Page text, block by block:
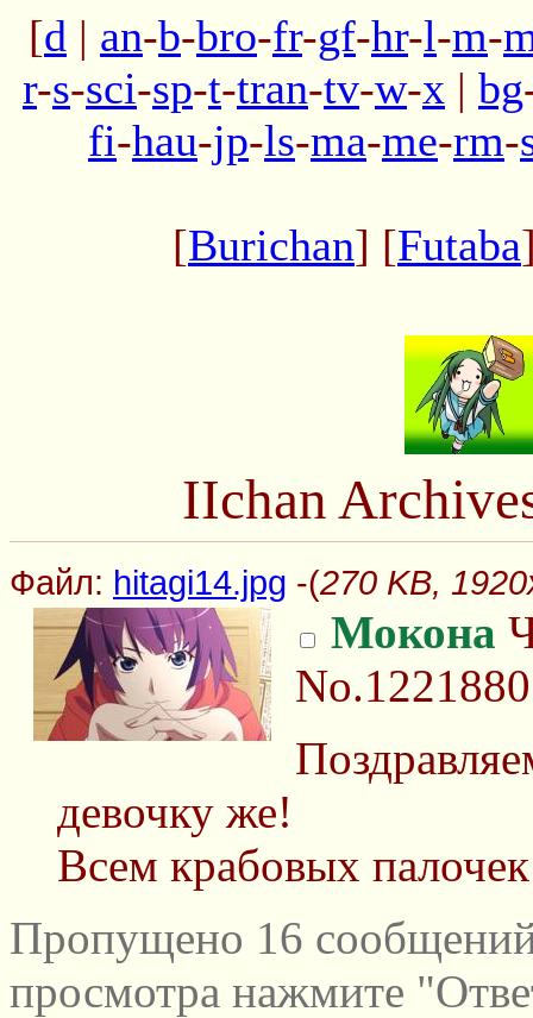
[d | an-b-bro-fr-gf-hr-l-m-
r-s-sci-sp-t-tran-tv-w-x | bg
fi-hau-jp-ls-ma-me-rm-
[Burichan] [Futaba
IIchan
Файл: hitagi14.jpg -(270 KB,
Мокона
No.1221880
девочку же!
Всем крабовых палочек
Пропущено 16
просмотра нажмите